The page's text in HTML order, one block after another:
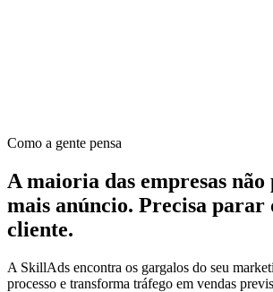
Como a gente pensa
A maioria das empresas não
mais anúncio. Precisa parar
cliente.
A SkillAds encontra os gargalos do seu
processo e transforma tráfego em vendas